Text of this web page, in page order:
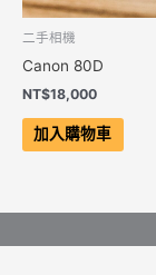
二手相機
Canon 80D
NT$18,000
加入購物車